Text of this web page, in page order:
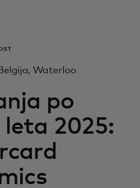
Waterloo
po
leta 2025: